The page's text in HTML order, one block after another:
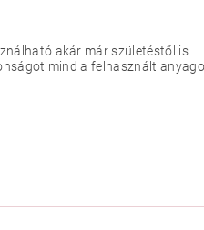
akár már születéstől is
mind a felhasznált